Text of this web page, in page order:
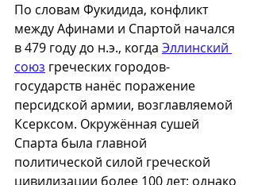
По словам Фукидида, конфликт
между Афинами и Спартой начался
в 479 году до н.э., когда Эллинский
союз греческих городов-
государств нанёс поражение
персидской армии, возглавляемой
Ксерксом. Окружённая сушей
Спарта была главной
политической силой греческой
цивилизации более 100 лет; однако